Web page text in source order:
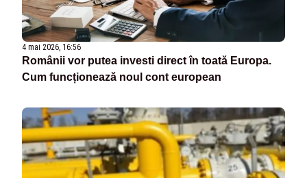
4 mai 2026, 16:56
Românii vor putea investi direct în toată Europa.
Cum funcționează noul cont european